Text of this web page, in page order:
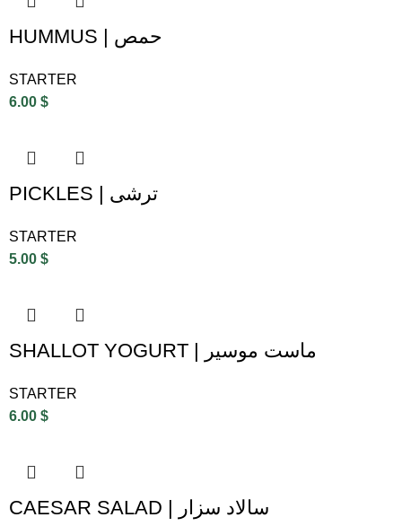
HUMMUS | حمص
STARTER
6.00$
PICKLES | ترشی
STARTER
5.00$
SHALLOT YOGURT | ماست موسیر
STARTER
6.00$
CAESAR SALAD | سالاد سزار